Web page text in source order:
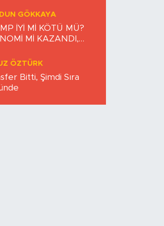
GÖKKAYA
İYİ Mİ KÖTÜ MÜ?
Mİ KAZANDI,
ÖZTÜRK
Bitti, Şimdi Sıra